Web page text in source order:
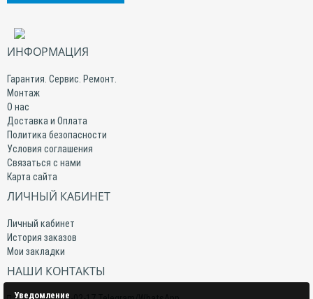
ИНФОРМАЦИЯ
Гарантия. Сервис. Ремонт.
Монтаж
О нас
Доставка и Оплата
Политика безопасности
Условия соглашения
Связаться с нами
Карта сайта
ЛИЧНЫЙ КАБИНЕТ
Личный кабинет
История заказов
Мои закладки
НАШИ КОНТАКТЫ
Уведомление